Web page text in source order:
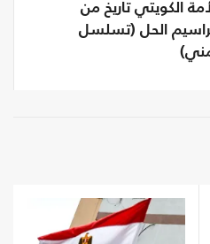
الكويتي تاريخ من
الحل (تسلسل